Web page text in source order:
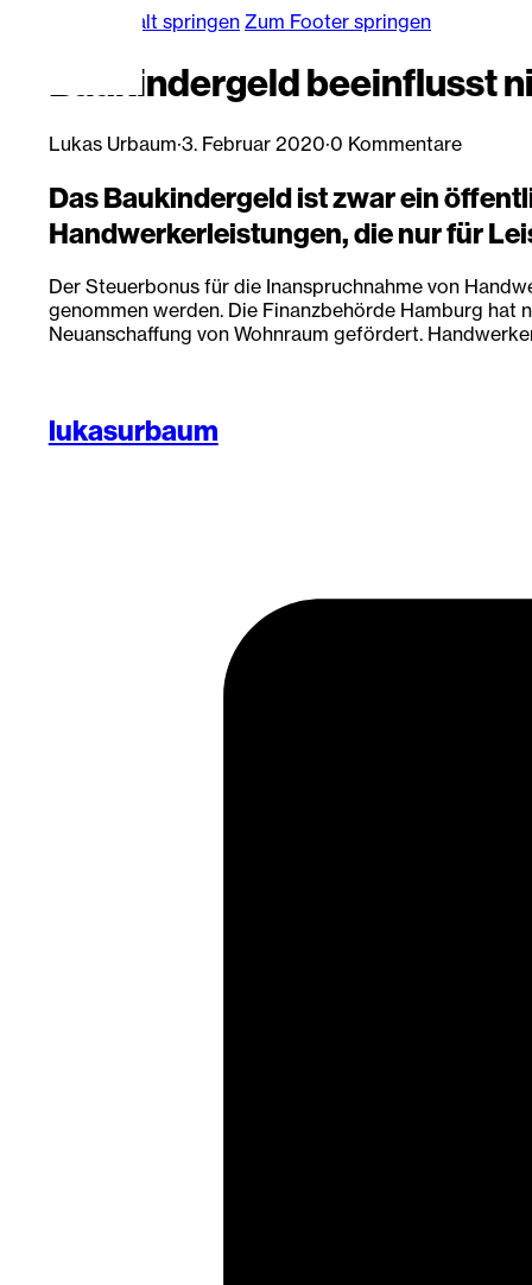
Zum Hauptinhalt springen Zum Footer springen
Baukindergeld beeinflusst
Lukas Urbaum·3. Februar 2020·0 Kommentare
Das Baukindergeld ist zwar ein
Handwerkerleistungen, die nur für
Der Steuerbonus für die Inanspruchnahme von
genommen werden. Die Finanzbehörde Hamburg
Neuanschaffung von Wohnraum gefördert.
lukasurbaum